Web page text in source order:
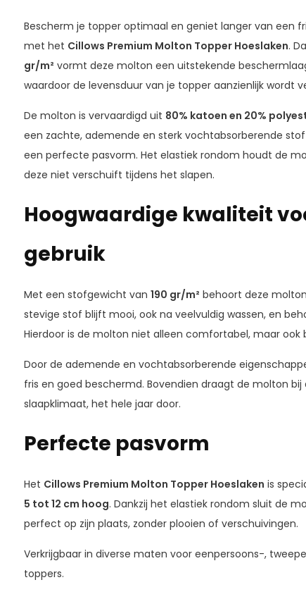
Bescherm je topper optimaal en geniet langer van een
met het Cillows Premium Molton Topper Hoeslaken.
gr/m² vormt deze molton een uitstekende
waardoor de levensduur van je topper aanzienlijk wordt
De molton is vervaardigd uit 80% katoen en 20%
een zachte, ademende en sterk vochtabsorberende
een perfecte pasvorm. Het elastiek rondom houdt de
deze niet verschuift tijdens het slapen.
Hoogwaardige kwaliteit
gebruik
Met een stofgewicht van 190 gr/m² behoort deze
stevige stof blijft mooi, ook na veelvuldig wassen, en
Hierdoor is de molton niet alleen comfortabel, maar ook
Door de ademende en vochtabsorberende
fris en goed beschermd. Bovendien draagt de molton
slaapklimaat, het hele jaar door.
Perfecte pasvorm
Het Cillows Premium Molton Topper Hoeslaken is
5 tot 12 cm hoog. Dankzij het elastiek rondom sluit de
perfect op zijn plaats, zonder plooien of verschuivingen.
Verkrijgbaar in diverse maten voor eenpersoons-,
toppers.